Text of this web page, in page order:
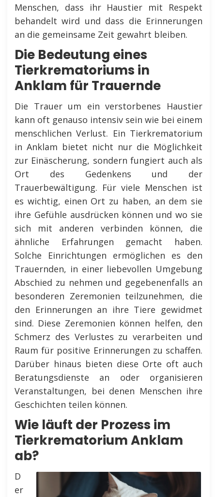
Menschen, dass ihr Haustier mit Respekt
behandelt wird und dass die Erinnerungen
an die gemeinsame Zeit gewahrt bleiben.
Die Bedeutung eines
Tierkrematoriums in
Anklam für Trauernde
Die Trauer um ein verstorbenes Haustier
kann oft genauso intensiv sein wie bei einem
menschlichen Verlust. Ein Tierkrematorium
in Anklam bietet nicht nur die Möglichkeit
zur Einäscherung, sondern fungiert auch als
Ort des Gedenkens und der
Trauerbewältigung. Für viele Menschen ist
es wichtig, einen Ort zu haben, an dem sie
ihre Gefühle ausdrücken können und wo sie
sich mit anderen verbinden können, die
ähnliche Erfahrungen gemacht haben.
Solche Einrichtungen ermöglichen es den
Trauernden, in einer liebevollen Umgebung
Abschied zu nehmen und gegebenenfalls an
besonderen Zeremonien teilzunehmen, die
den Erinnerungen an ihre Tiere gewidmet
sind. Diese Zeremonien können helfen, den
Schmerz des Verlustes zu verarbeiten und
Raum für positive Erinnerungen zu schaffen.
Darüber hinaus bieten diese Orte oft auch
Beratungsdienste an oder organisieren
Veranstaltungen, bei denen Menschen ihre
Geschichten teilen können.
Wie läuft der Prozess im
Tierkrematorium Anklam
ab?
D
er